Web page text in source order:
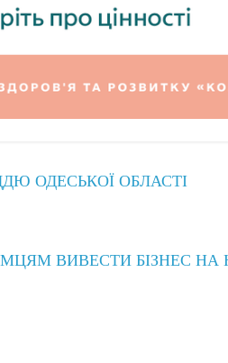
ОДЕСЬКОЇ ОБЛАСТІ
ВИВЕСТИ БІЗНЕС НА